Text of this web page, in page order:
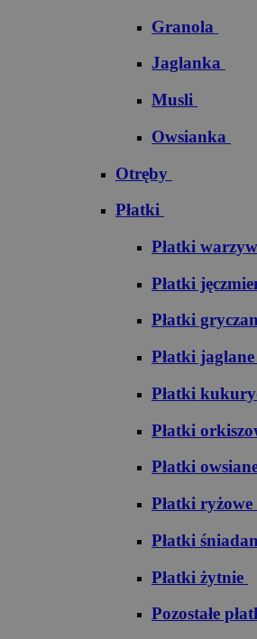
Granola
Jaglanka
Musli
Owsianka
Otręby
Płatki
Płatki
Płatki
Płatki
Płatki jaglane
Płatki
Płatki
Płatki
Płatki ryżowe
Płatki
Płatki żytnie
Pozostałe